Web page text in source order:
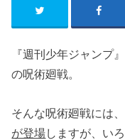
『週刊少年ジャンプ
の呪術廻戦。
そんな呪術廻戦には、
が登場しますが、い